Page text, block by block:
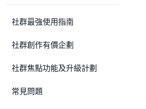
社群最強使用指南
社群創作有價企劃
社群焦點功能及升級計劃
常見問題